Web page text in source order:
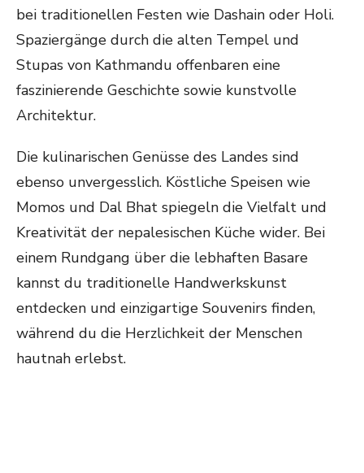
bei traditionellen Festen wie Dashain oder Holi.
Spaziergänge durch die alten Tempel und
Stupas von Kathmandu offenbaren eine
faszinierende Geschichte sowie kunstvolle
Architektur.
Die kulinarischen Genüsse des Landes sind
ebenso unvergesslich. Köstliche Speisen wie
Momos und Dal Bhat spiegeln die Vielfalt und
Kreativität der nepalesischen Küche wider. Bei
einem Rundgang über die lebhaften Basare
kannst du traditionelle Handwerkskunst
entdecken und einzigartige Souvenirs finden,
während du die Herzlichkeit der Menschen
hautnah erlebst.